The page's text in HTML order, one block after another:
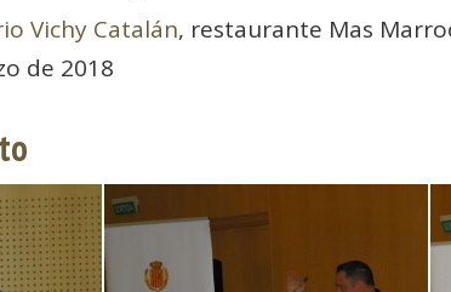
Vichy Catalán, restaurante Mas
de 2018